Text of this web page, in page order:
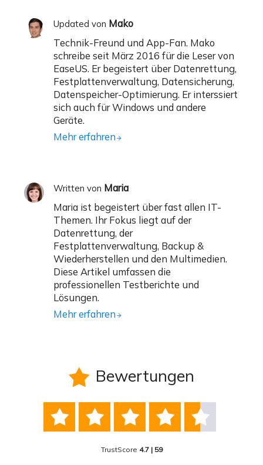
Updated von Mako
Technik-Freund und App-Fan. Mako
schreibe seit März 2016 für die Leser von
EaseUS. Er begeistert über Datenrettung,
Festplattenverwaltung, Datensicherung,
Datenspeicher-Optimierung. Er interssiert
sich auch für Windows und andere
Geräte.
Mehr erfahren
Written von Maria
Maria ist begeistert über fast allen IT-
Themen. Ihr Fokus liegt auf der
Datenrettung, der
Festplattenverwaltung, Backup &
Wiederherstellen und den Multimedien.
Diese Artikel umfassen die
professionellen Testberichte und
Lösungen.
Mehr erfahren
 Bewertungen
    
TrustScore 4.7 | 59